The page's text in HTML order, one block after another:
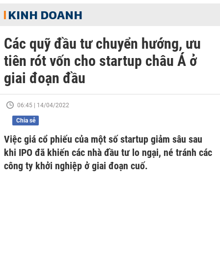
KINH DOANH
Các quỹ đầu tư chuyển hướng, ưu
tiên rót vốn cho startup châu Á ở
giai đoạn đầu
06:45 | 14/04/2022
Chia sẻ
Việc giá cổ phiếu của một số startup giảm sâu sau
khi IPO đã khiến các nhà đầu tư lo ngại, né tránh các
công ty khởi nghiệp ở giai đoạn cuố.